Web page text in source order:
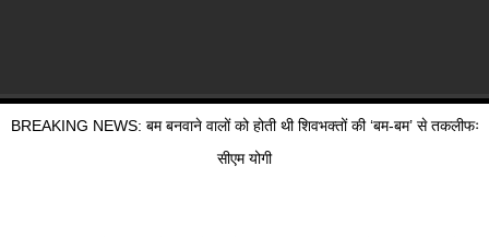
BREAKING NEWS: बम बनवाने वालों को होती थी शिवभक्तों की ‘बम-बम’ से तकलीफः
सीएम योगी